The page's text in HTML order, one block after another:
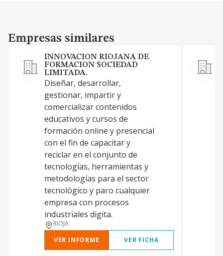
Empresas similares
Empresas similares
INNOVACION RIOJANA DE
FORMACION SOCIEDAD
LIMITADA.
Diseñar, desarrollar,
gestionar, impartir y
comercializar contenidos
educativos y cursos de
formación online y presencial
con el fin de capacitar y
reciclar en el conjunto de
tecnologías, herramientas y
metodologías para el sector
tecnológico y paro cualquier
empresa con procesos
industriales digita.
RIOJA
VER INFORME
VER FICHA